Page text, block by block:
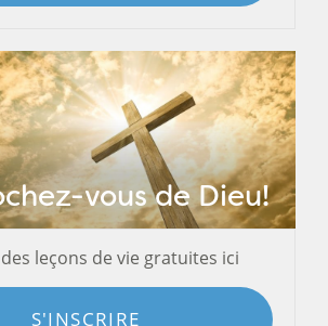
vous de Dieu!
des leçons de vie gratuites ici
S'INSCRIRE